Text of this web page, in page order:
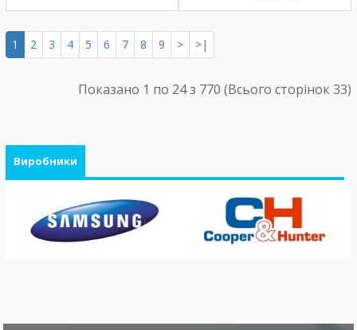
1 2 3 4 5 6 7 8 9 > >|
Показано 1 по 24 з 770 (Всього сторінок 33)
Виробники